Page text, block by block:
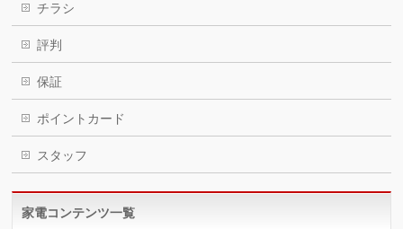
チラシ
評判
保証
ポイントカード
スタッフ
家電コンテンツ一覧